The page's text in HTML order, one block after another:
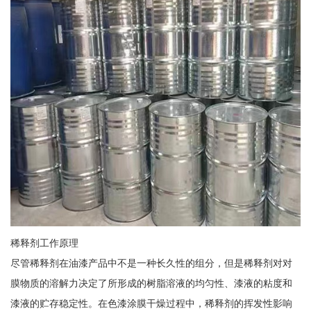
稀释剂工作原理
尽管稀释剂在油漆产品中不是一种长久性的组分，但是稀释剂对对
膜物质的溶解力决定了所形成的树脂溶液的均匀性、漆液的粘度和
漆液的贮存稳定性。在色漆涂膜干燥过程中，稀释剂的挥发性影响